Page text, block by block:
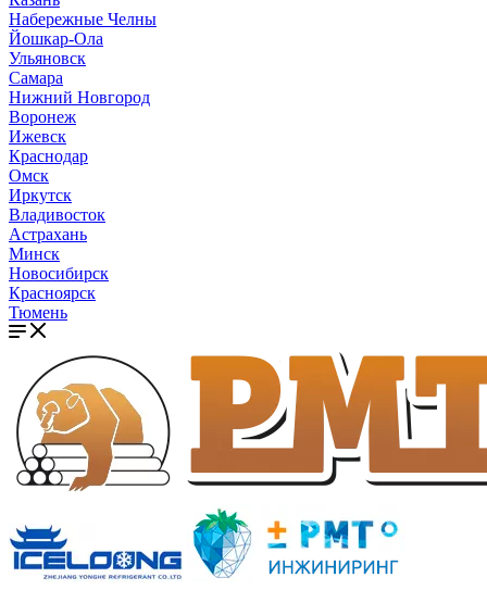
Набережные Челны
Йошкар-Ола
Ульяновск
Самара
Нижний Новгород
Воронеж
Ижевск
Краснодар
Омск
Иркутск
Владивосток
Астрахань
Минск
Новосибирск
Красноярск
Тюмень